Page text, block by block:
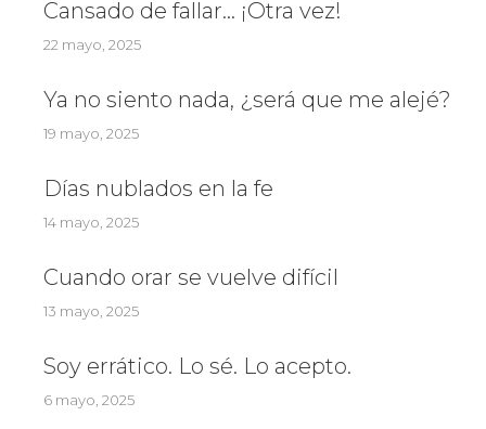
Cansado de fallar… ¡Otra vez!
22 mayo, 2025
Ya no siento nada, ¿será que me alejé?
19 mayo, 2025
Días nublados en la fe
14 mayo, 2025
Cuando orar se vuelve difícil
13 mayo, 2025
Soy errático. Lo sé. Lo acepto.
6 mayo, 2025